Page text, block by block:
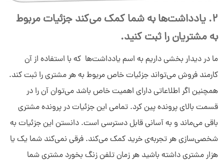
2. یادداشت‌­ها به شما کمک می­‌کند جزئیات مربوط
به مشتریان را ثبت کنید.
ما در دیدار بخشی داریم به اسم یادداشت‌­ها که با استفاده از آن
کارمند فروش می­‌تواند جزئیات خاص مربوط به هر مشتری را ثبت کند.
همچنین اگر اطلاعاتی دارای اهمیت خاص باشد می­‌توان آن را در
قسمت بالای پرونده پین کرد. تمامی این جزئیات در پرونده مشتری
باقی می‌­ماند و به آسانی قابل دسترسی است. دانستن این جزئیات به
شخصی‌­سازی هر تجربه‌­ی خرید کمک می­‌کند. فرقی نمی‌­کند شما یک یا
هزار مشتری داشته باشید هر زمان تلفن زنگ بخورد مشتری شما